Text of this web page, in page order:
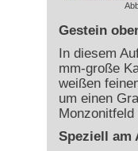
Gestein
In diesem
mm-große
weißen
um einen
Monzonitfeld
Speziell am